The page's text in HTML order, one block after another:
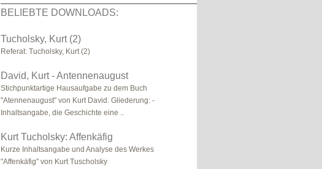
BELIEBTE DOWNLOADS:
Tucholsky, Kurt (2)
Referat: Tucholsky, Kurt (2)
David, Kurt - Antennenaugust
Stichpunktartige Hausaufgabe zu dem Buch
"Atennenaugust" von Kurt David. Gliederung: -
Inhaltsangabe, die Geschichte eine ..
Kurt Tucholsky: Affenkäfig
Kurze Inhaltsangabe und Analyse des Werkes
"Affenkäfig" von Kurt Tuscholsky